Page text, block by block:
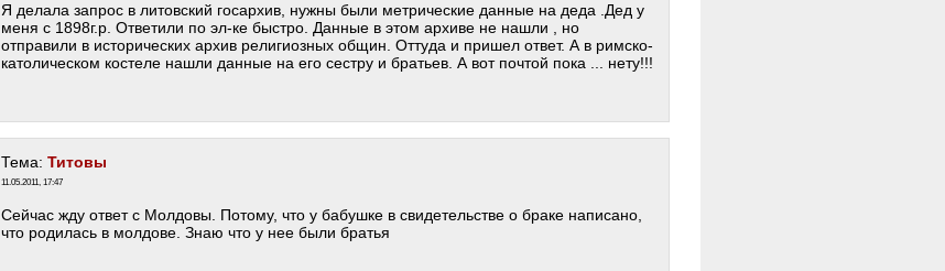
Я делала запрос в литовский госархив, нужны были метрические данные на деда .Дед у
меня с 1898г.р. Ответили по эл-ке быстро. Данные в этом архиве не нашли , но
отправили в исторических архив религиозных общин. Оттуда и пришел ответ. А в римско-
католическом костеле нашли данные на его сестру и братьев. А вот почтой пока ... нету!!!
Тема: Титовы
11.05.2011, 17:47
Сейчас жду ответ с Молдовы. Потому, что у бабушке в свидетельстве о браке написано,
что родилась в молдове. Знаю что у нее были братья